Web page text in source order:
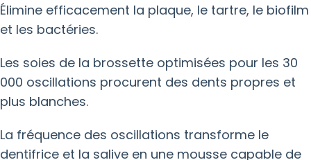
Élimine efficacement la plaque, le tartre, le biofilm
et les bactéries.
Les soies de la brossette optimisées pour les 30
000 oscillations procurent des dents propres et
plus blanches.
La fréquence des oscillations transforme le
dentifrice et la salive en une mousse capable de